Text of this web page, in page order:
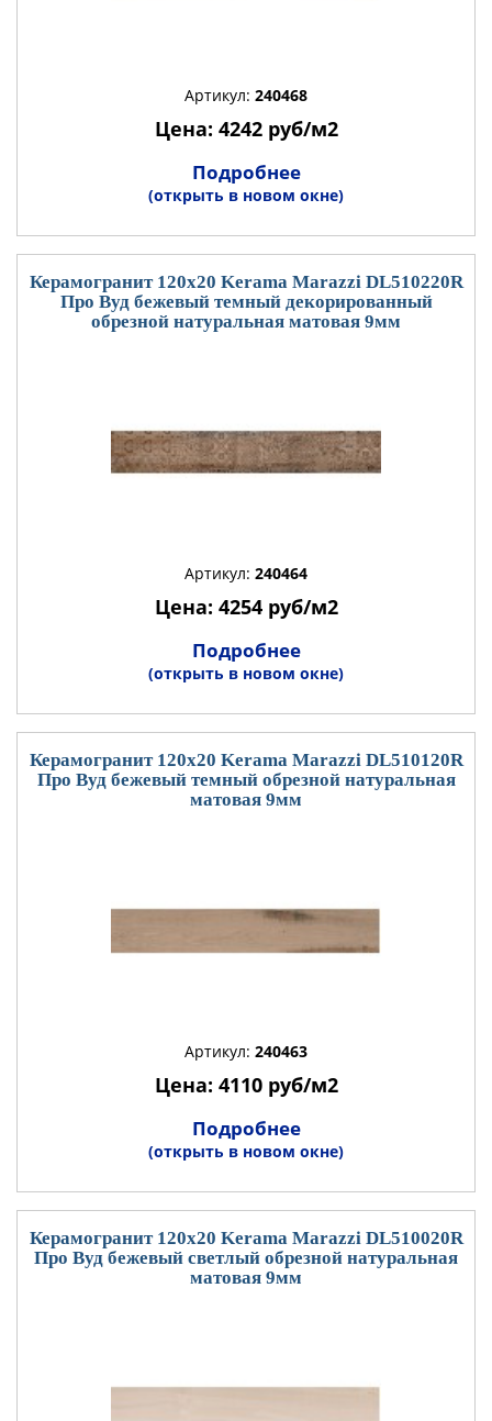
Артикул: 240468
Цена: 4242 руб/м2
Подробнее
(открыть в новом окне)
Керамогранит 120x20 Kerama Marazzi DL510220R
Про Вуд бежевый темный декорированный
обрезной натуральная матовая 9мм
Артикул: 240464
Цена: 4254 руб/м2
Подробнее
(открыть в новом окне)
Керамогранит 120x20 Kerama Marazzi DL510120R
Про Вуд бежевый темный обрезной натуральная
матовая 9мм
Артикул: 240463
Цена: 4110 руб/м2
Подробнее
(открыть в новом окне)
Керамогранит 120x20 Kerama Marazzi DL510020R
Про Вуд бежевый светлый обрезной натуральная
матовая 9мм